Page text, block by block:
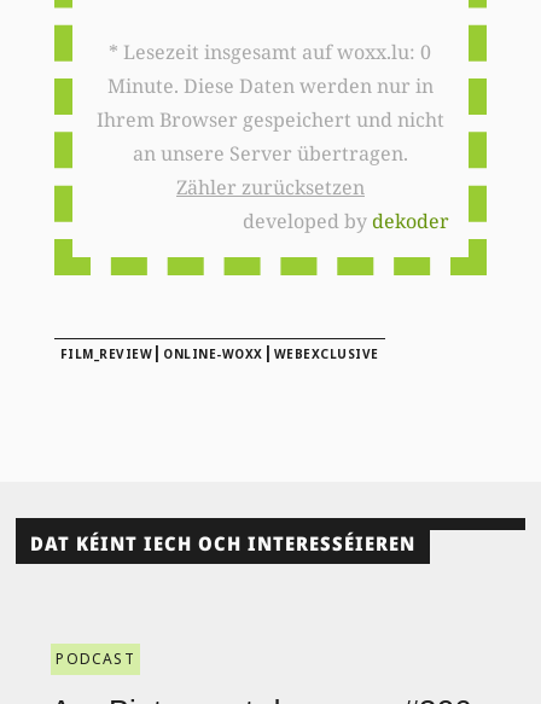
* Lesezeit insgesamt auf woxx.lu: 0
Minute. Diese Daten werden nur in
Ihrem Browser gespeichert und nicht
an unsere Server übertragen.
Zähler zurücksetzen
developed bydekoder
FILM_REVIEW | ONLINE-WOXX | WEBEXCLUSIVE
DAT KÉINT IECH OCH INTERESSÉIEREN
PODCAST